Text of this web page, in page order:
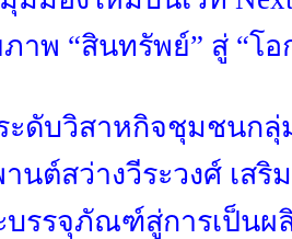
าพ “สินทรัพย์” สู่ “โอ
ะดับวิสาหกิจชุมชนกลุ่
นต์สว่างวีระวงศ์ เสริ
บรรจุภัณฑ์สู่การเป็น